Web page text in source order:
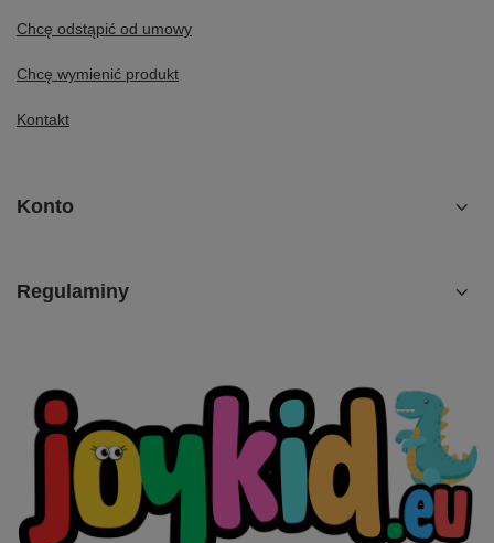
Chcę odstąpić od umowy
Chcę wymienić produkt
Kontakt
Konto
Regulaminy